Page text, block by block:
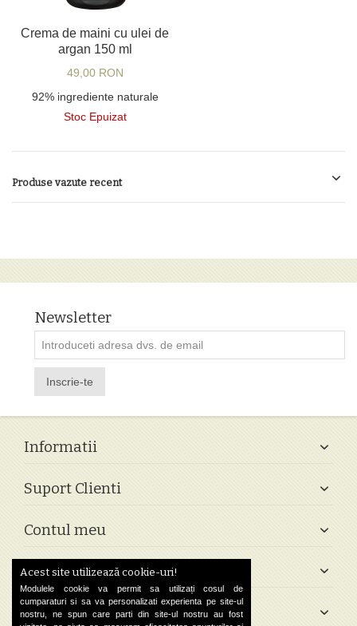
Crema de maini cu ulei de
argan 150 ml
49,00 RON
92% ingrediente naturale
Stoc Epuizat
Produse vazute recent
Newsletter
Inscrie-te
Informatii
Suport Clienti
Contul meu
Follow Us
Contact
Acest site utilizează cookie-uri!
Modulele cookie va permit sa utilizați cosul de
cumparaturi si sa va personalizati experienta pe site-ul
nostru, ne spun care parti din site-ul nostru au fost